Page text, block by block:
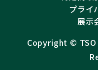
プライ
展示
Copyright ©︎